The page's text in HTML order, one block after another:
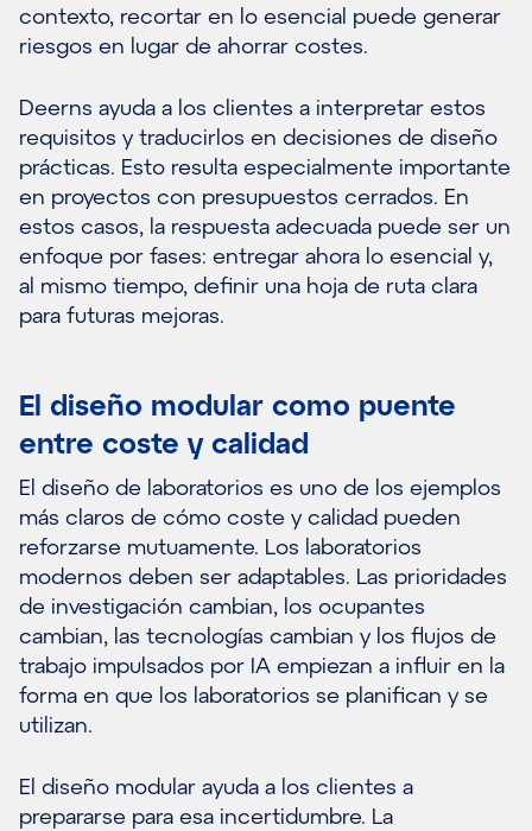
contexto, recortar en lo esencial puede generar
riesgos en lugar de ahorrar costes.
Deerns ayuda a los clientes a interpretar estos
requisitos y traducirlos en decisiones de diseño
prácticas. Esto resulta especialmente importante
en proyectos con presupuestos cerrados. En
estos casos, la respuesta adecuada puede ser un
enfoque por fases: entregar ahora lo esencial y,
al mismo tiempo, definir una hoja de ruta clara
para futuras mejoras.
El diseño modular como puente
entre coste y calidad
El diseño de laboratorios es uno de los ejemplos
más claros de cómo coste y calidad pueden
reforzarse mutuamente. Los laboratorios
modernos deben ser adaptables. Las prioridades
de investigación cambian, los ocupantes
cambian, las tecnologías cambian y los flujos de
trabajo impulsados por IA empiezan a influir en la
forma en que los laboratorios se planifican y se
utilizan.
El diseño modular ayuda a los clientes a
prepararse para esa incertidumbre. La